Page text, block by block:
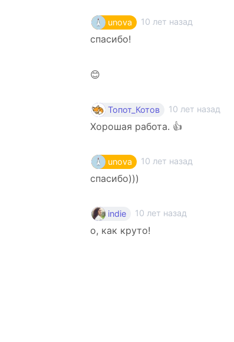
unova 10 лет назад
спасибо!
😊
Топот_Котов 10 лет назад
Хорошая работа. 👍
unova 10 лет назад
спасибо)))
indie 10 лет назад
о, как круто!